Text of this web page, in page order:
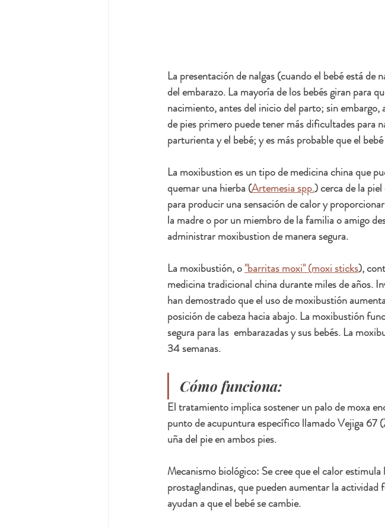
La presentación de nalgas (cuando el bebé está de
del embarazo. La mayoría de los bebés giran para
nacimiento, antes del inicio del parto; sin embargo,
de pies primero puede tener más dificultades para
parturienta y el bebé; y es más probable que el
La moxibustion es un tipo de medicina china que
quemar una hierba (Artemesia spp.) cerca de la
para producir una sensación de calor y
la madre o por un miembro de la familia o amigo
administrar moxibustion de manera segura.
La moxibustión, o "barritas moxi" (moxi sticks),
medicina tradicional china durante miles de años.
han demostrado que el uso de moxibustión
posición de cabeza hacia abajo. La moxibustión
segura para las  embarazadas y sus bebés. La
34 semanas.
Cómo funciona:
El tratamiento implica sostener un palo de moxa
punto de acupuntura específico llamado Vejiga 67
uña del pie en ambos pies.
Mecanismo biológico: Se cree que el calor
prostaglandinas, que pueden aumentar la
ayudan a que el bebé se cambie.